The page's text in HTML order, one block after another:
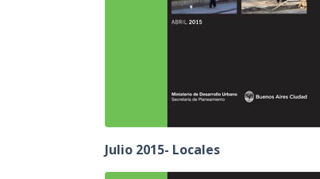
Julio 2015- Locales